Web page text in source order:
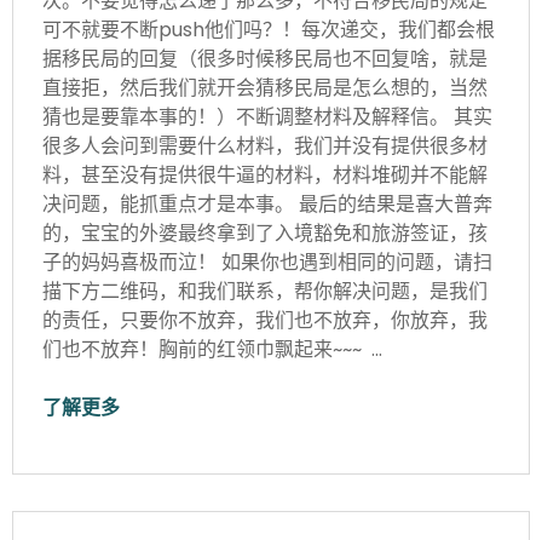
可不就要不断push他们吗？！每次递交，我们都会根
据移民局的回复（很多时候移民局也不回复啥，就是
直接拒，然后我们就开会猜移民局是怎么想的，当然
猜也是要靠本事的！）不断调整材料及解释信。 其实
很多人会问到需要什么材料，我们并没有提供很多材
料，甚至没有提供很牛逼的材料，材料堆砌并不能解
决问题，能抓重点才是本事。 最后的结果是喜大普奔
的，宝宝的外婆最终拿到了入境豁免和旅游签证，孩
子的妈妈喜极而泣！ 如果你也遇到相同的问题，请扫
描下方二维码，和我们联系，帮你解决问题，是我们
的责任，只要你不放弃，我们也不放弃，你放弃，我
们也不放弃！胸前的红领巾飘起来~~~ …
了解更多